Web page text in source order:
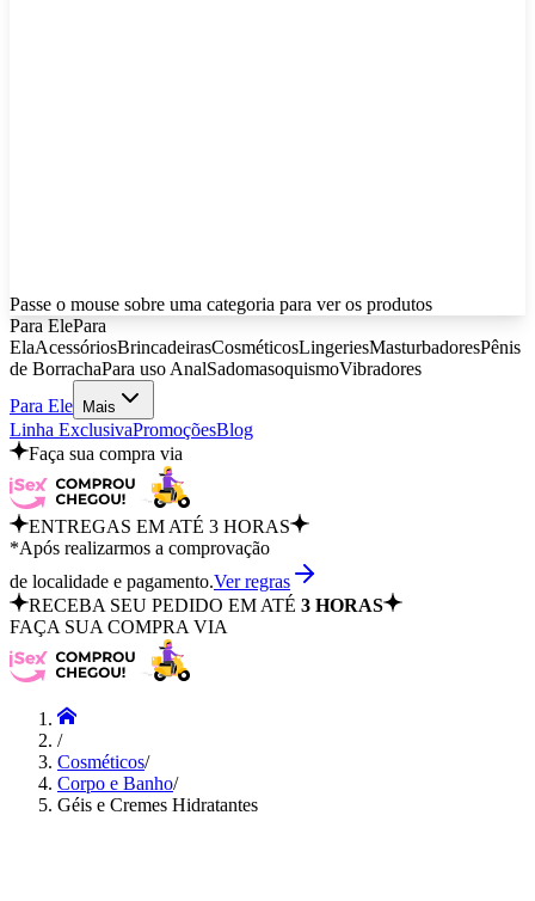
Passe o mouse sobre uma categoria para ver os produtos
Para ElePara
ElaAcessóriosBrincadeirasCosméticosLingeriesMasturbadoresPênis
de BorrachaPara uso AnalSadomasoquismoVibradores
Para Ele
Mais
Linha ExclusivaPromoçõesBlog
Faça sua compra via
ENTREGAS EM ATÉ 3 HORAS
*Após realizarmos a comprovação
de localidade e pagamento.Ver regras
RECEBA SEU PEDIDO EM ATÉ 3 HORAS
FAÇA SUA COMPRA VIA
/
Cosméticos/
Corpo e Banho/
Géis e Cremes Hidratantes